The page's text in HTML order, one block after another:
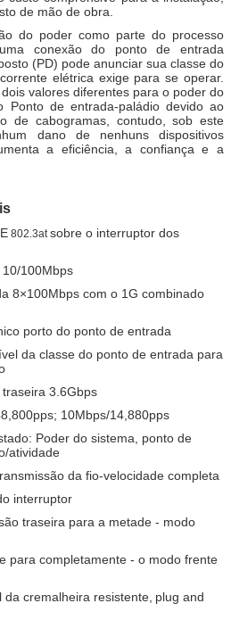
de mão de obra.
do poder como parte do processo
conexão do ponto de entrada
(PD) pode anunciar sua classe do
elétrica exige para se operar.
valores diferentes para o poder do
Ponto de entrada-paládio devido ao
de cabogramas, contudo, sob este
dano de nenhuns dispositivos
a eficiência, a confiança e a
802.3at sobre o interruptor dos
100Mbps
8×100Mbps com o 1G combinado
porto do ponto de entrada
da classe do ponto de entrada para
3.6Gbps
10Mbps/14,880pps
Poder do sistema, ponto de
atividade
da fio-velocidade completa
interruptor
traseira para a metade - modo
para completamente - o modo frente
cremalheira resistente, plug and